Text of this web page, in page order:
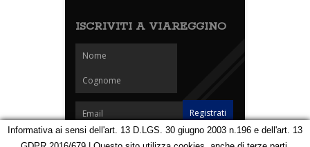
ISCRIVITI A VIAREGGINO
Informativa ai sensi dell'art. 13 D.LGS. 30 giugno 2003 n.196 e dell'art. 13